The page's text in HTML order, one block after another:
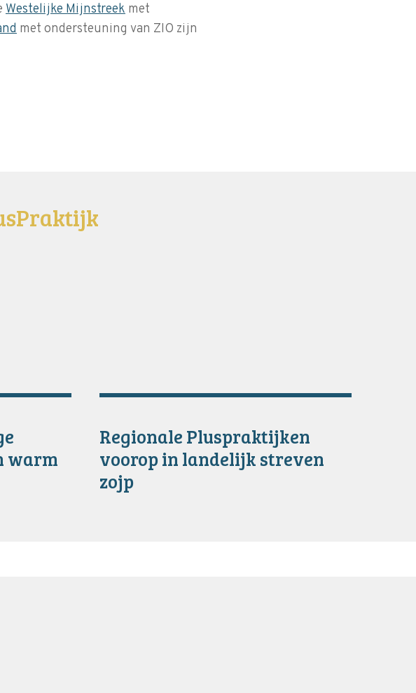
Westelijke Mijnstreek met
met ondersteuning van ZIO zijn
warm
Regionale Pluspraktijken
voorop in landelijk streven
zojp